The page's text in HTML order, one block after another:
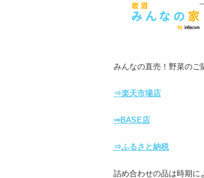
みんなの直売！野菜のご
⇒楽天市場店
⇒BASE店
⇒ふるさと納税
詰め合わせの品は時期に